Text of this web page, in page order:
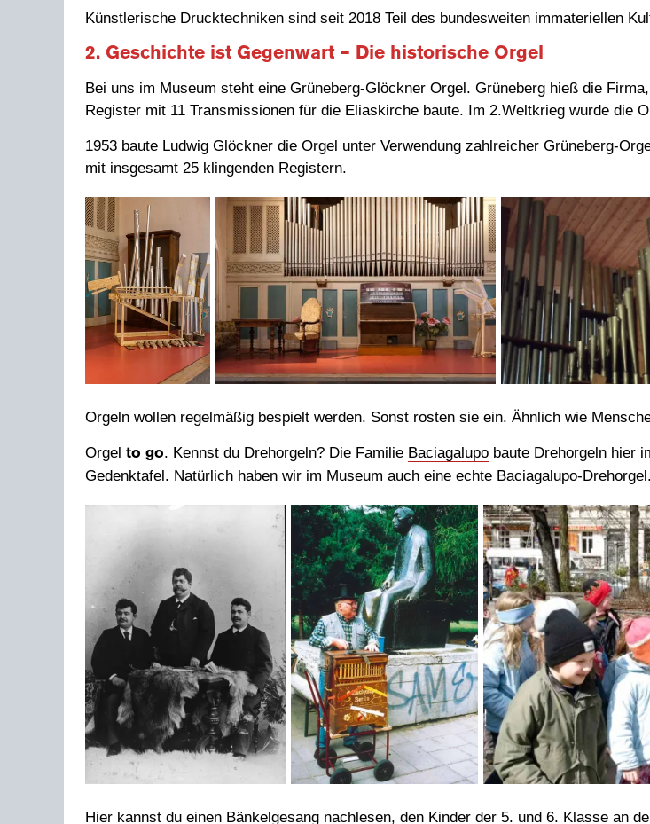
Künstlerische Drucktechniken sind seit 2018 Teil des bundesweiten immateriellen
2. Geschichte ist Gegenwart – Die historische Orgel
Bei uns im Museum steht eine Grüneberg-Glöckner Orgel. Grüneberg hieß die
Register mit 11 Transmissionen für die Eliaskirche baute. Im 2.Weltkrieg wurde die
1953 baute Ludwig Glöckner die Orgel unter Verwendung zahlreicher Grüneberg-
mit insgesamt 25 klingenden Registern.
Orgeln wollen regelmäßig bespielt werden. Sonst rosten sie ein. Ähnlich wie
Orgel to go. Kennst du Drehorgeln? Die Familie Baciagalupo baute Drehorgeln hier
Gedenktafel. Natürlich haben wir im Museum auch eine echte Baciagalupo-
Hier kannst du einen Bänkelgesang nachlesen, den Kinder der 5. und 6. Klasse an